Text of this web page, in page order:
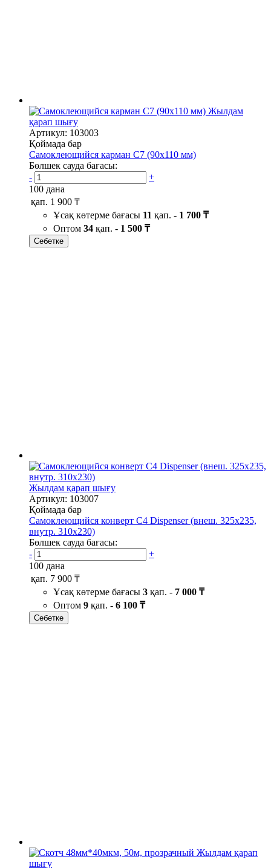
Жылдам
қарап шығу
Артикул: 103003
Қоймада бар
Самоклеющийся карман C7 (90х110 мм)
Бөлшек сауда бағасы:
-
+
100 дана
қап. 1 900 ₸
Ұсақ көтерме бағасы 11 қап. - 1 700 ₸
Оптом 34 қап. - 1 500 ₸
Себетке
Жылдам қарап шығу
Артикул: 103007
Қоймада бар
Самоклеющийся конверт С4 Dispenser (внеш. 325х235,
внутр. 310х230)
Бөлшек сауда бағасы:
-
+
100 дана
қап. 7 900 ₸
Ұсақ көтерме бағасы 3 қап. - 7 000 ₸
Оптом 9 қап. - 6 100 ₸
Себетке
Жылдам қарап
шығу